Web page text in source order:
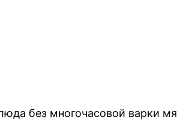
без многочасовой варки